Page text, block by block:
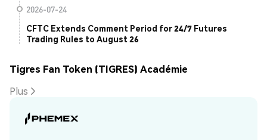
2026-07-24
CFTC Extends Comment Period for 24/7 Futures
Trading Rules to August 26
Tigres Fan Token (TIGRES) Académie
Plus